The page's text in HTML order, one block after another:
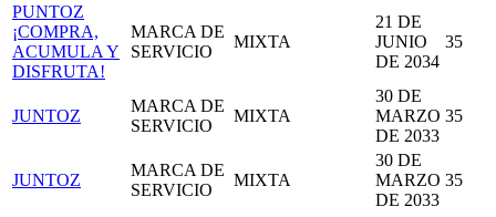
PUNTOZ
¡COMPRA,
ACUMULA Y
DISFRUTA!
MARCA DE
SERVICIO
MIXTA
21 DE
JUNIO
DE 2034
35
JUNTOZ
MARCA DE
SERVICIO
MIXTA
30 DE
MARZO
DE 2033
35
JUNTOZ
MARCA DE
SERVICIO
MIXTA
30 DE
MARZO
DE 2033
35